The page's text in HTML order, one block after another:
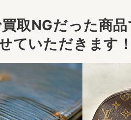
取NGだった商
ていただきます